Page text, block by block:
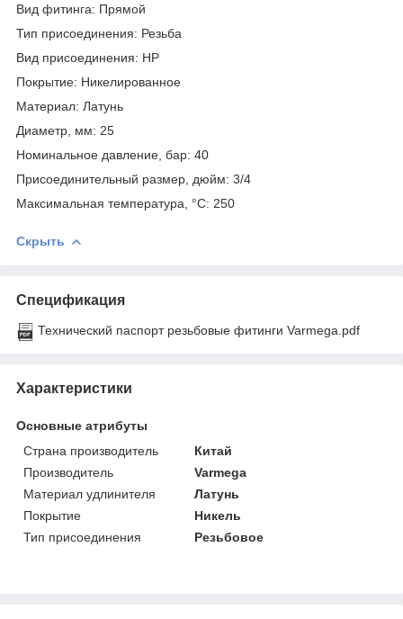
Вид фитинга: Прямой
Тип присоединения: Резьба
Вид присоединения: НР
Покрытие: Никелированное
Материал: Латунь
Диаметр, мм: 25
Номинальное давление, бар: 40
Присоединительный размер, дюйм: 3/4
Максимальная температура, °С: 250
Скрыть
Спецификация
Технический паспорт резьбовые фитинги Varmega.pdf
Характеристики
Основные атрибуты
Страна производитель
Китай
Производитель
Varmega
Материал удлинителя
Латунь
Покрытие
Никель
Тип присоединения
Резьбовое